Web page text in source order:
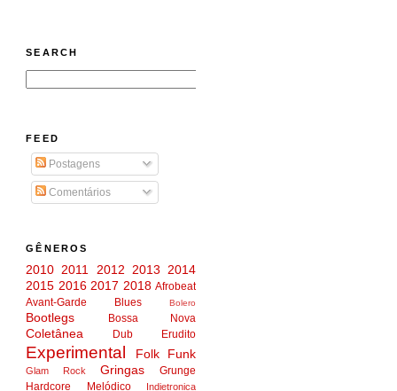
SEARCH
FEED
Postagens
Comentários
GÊNEROS
2010 2011 2012 2013 2014
2015 2016 2017 2018 Afrobeat
Avant-Garde
Blues Bolero
Bootlegs Bossa Nova
Coletânea Dub Erudito
Experimental Folk Funk
Glam Rock Gringas
Grunge
Hardcore Melódico
Indietronica